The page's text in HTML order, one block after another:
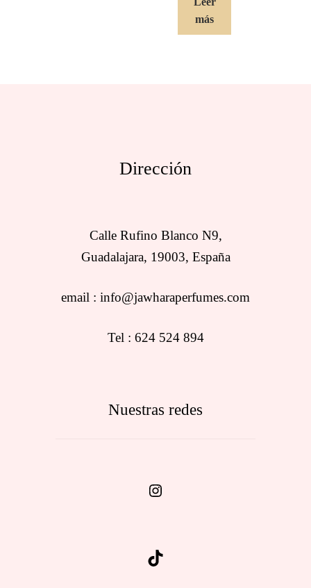
más
Dirección
Calle Rufino Blanco N9,
Guadalajara, 19003, España
email : info@jawharaperfumes.com
Tel : 624 524 894
Nuestras redes
Instagram
TikTok